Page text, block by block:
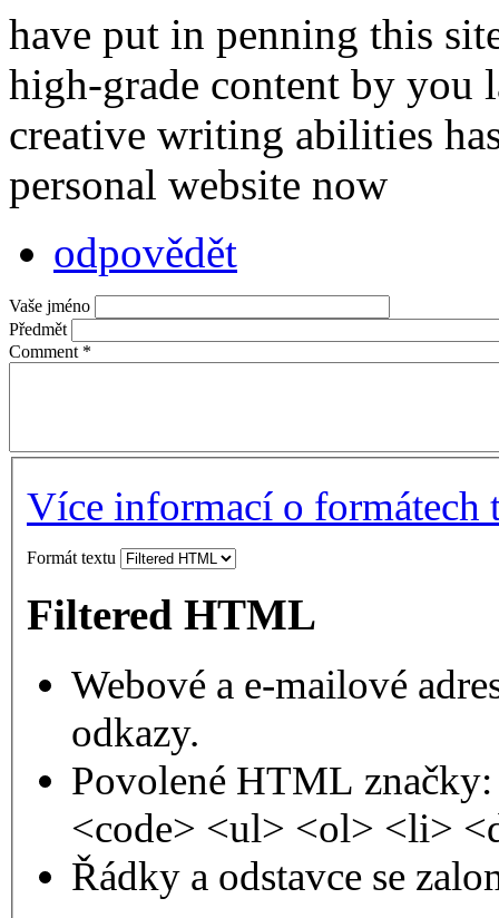
have put in penning this
high-grade content by you
creative writing abilities
personal website now
odpovědět
Vaše jméno
Předmět
Comment *
Více informací o formátech
Formát textu
Filtered HTML
Webové a e-mailové
odkazy.
Povolené HTML
<code> <ul> <ol> <li>
Řádky a odstavce se